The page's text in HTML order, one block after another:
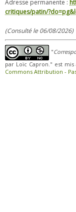
Adresse permanente :
critiques/patin/
(Consulté le 06/08/2026)
"
par Loïc Capron." est
Commons Attribution -